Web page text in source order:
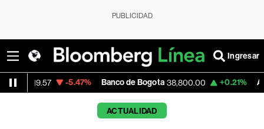
PUBLICIDAD
Ingresar
-5.47% Banco de Bogota 38,800.00 +0.21% Apple 312.46
ACTUALIDAD